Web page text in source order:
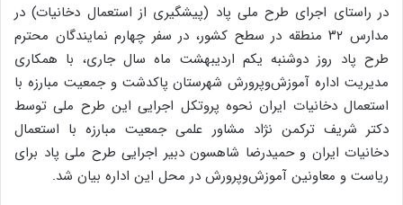
در راستای اجرای طرح ملی پاد (پیشگیری از استعمال دخانیات) در
مدارس ۳۲ منطقه در سطح کشور، در سفر چهارم نمایندگان محترم
طرح پاد روز دوشنبه یکم اردیبهشت ماه سال جاری، با همکاری
مدیریت اداره آموزش‌وپرورش شهرستان پاکدشت و جمعیت مبارزه با
استعمال دخانیات ایران نحوه پروتکل اجرایی این طرح ملی توسط
دکتر شریف ترکمن نژاد مشاور علمی جمعیت مبارزه با استعمال
دخانیات ایران و حمیدرضا شاهسون دبیر اجرایی طرح ملی پاد برای
ریاست و معاونین آموزش‌وپرورش در محل این اداره بیان شد.